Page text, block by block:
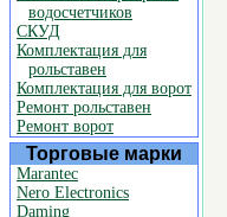
водосчетчиков
СКУД
Комплектация для
рольставен
Комплектация для ворот
Ремонт рольставен
Ремонт ворот
Торговые марки
Marantec
Nero Electronics
Daming